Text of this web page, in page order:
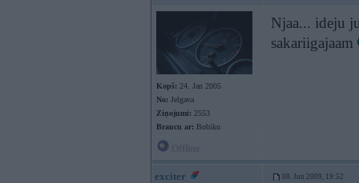
Kopš: 24. Jan 2005
No: Jelgava
Ziņojumi: 2553
Braucu ar: Bobiku
Njaa... ideju
sakariigajaam
exciter 08. Jun 2009, 19:52